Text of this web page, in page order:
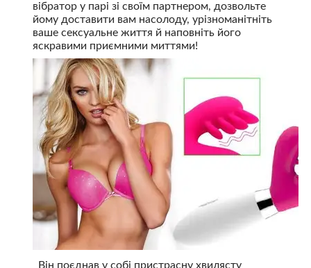
вібратор у парі зі своїм партнером, дозвольте
йому доставити вам насолоду, урізноманітніть
ваше сексуальне життя й наповніть його
яскравими приємними миттями!
Він поєднав у собі пристрасну хвилясту